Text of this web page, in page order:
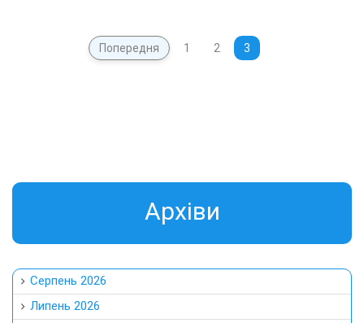
Попередня 1 2 3
Aрхіви
Серпень 2026
Липень 2026